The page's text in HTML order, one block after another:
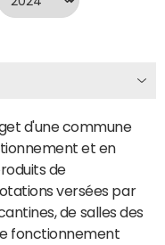
d'une commune
et en
de
versées par
de salles des
fonctionnement